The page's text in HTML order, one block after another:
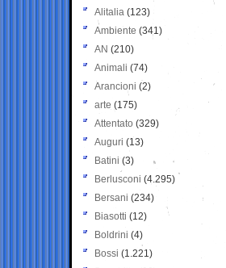
Alitalia (123)
Ambiente (341)
AN (210)
Animali (74)
Arancioni (2)
arte (175)
Attentato (329)
Auguri (13)
Batini (3)
Berlusconi (4.295)
Bersani (234)
Biasotti (12)
Boldrini (4)
Bossi (1.221)